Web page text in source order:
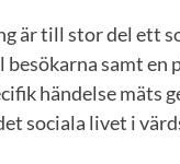
är till stor del ett
samt en
händelse mäts
sociala livet i